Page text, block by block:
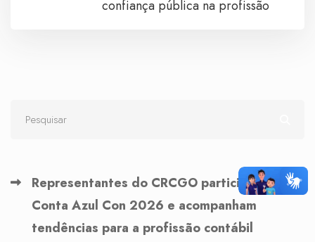
confiança pública na profissão
Representantes do CRCGO participam do
Conta Azul Con 2026 e acompanham
tendências para a profissão contábil